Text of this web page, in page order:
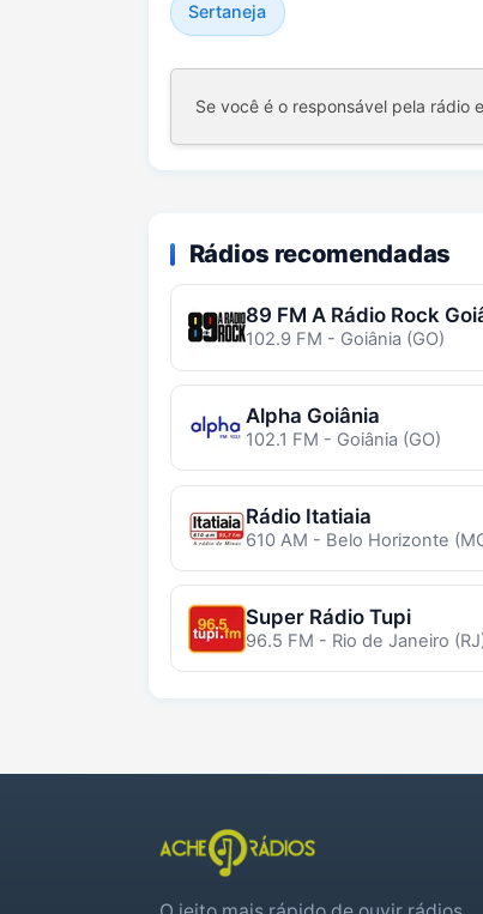
Sertaneja
Se você é o responsável pela rádio
Rádios recomendadas
89 FM A Rádio Rock
102.9 FM - Goiânia (GO)
Alpha Goiânia
102.1 FM - Goiânia (GO)
Rádio Itatiaia
610 AM - Belo Horizonte
Super Rádio Tupi
96.5 FM - Rio de Janeiro